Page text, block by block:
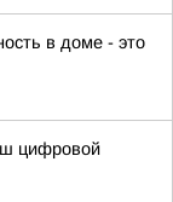
в доме - это
цифровой